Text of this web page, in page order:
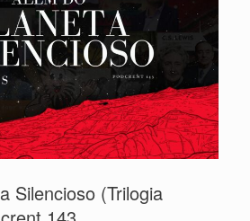
Silencioso (Trilogia